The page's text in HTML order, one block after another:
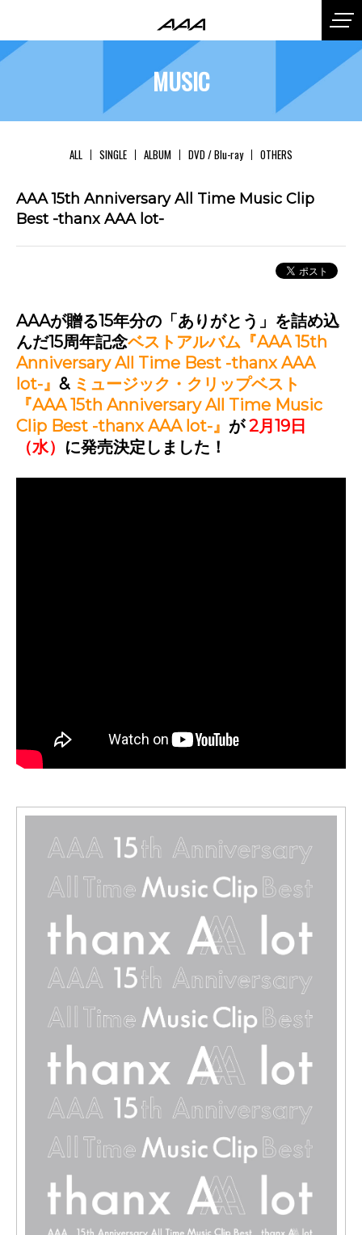
MUSIC
ALL SINGLE ALBUM DVD / Blu-ray OTHERS
AAA 15th Anniversary All Time Music Clip
Best -thanx AAA lot-
AAAが贈る15年分の「ありがとう」を詰め込
んだ15周年記念ベストアルバム『AAA 15th
Anniversary All Time Best -thanx AAA
lot-』 & ミュージック・クリップベスト
『AAA 15th Anniversary All Time Music
Clip Best -thanx AAA lot-』 が2月19日
（水） に発売決定しました！